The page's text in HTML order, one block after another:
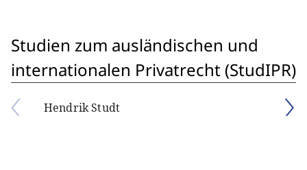
Studien zum ausländischen und
internationalen Privatrecht (StudIPR)
Hendrik Studt